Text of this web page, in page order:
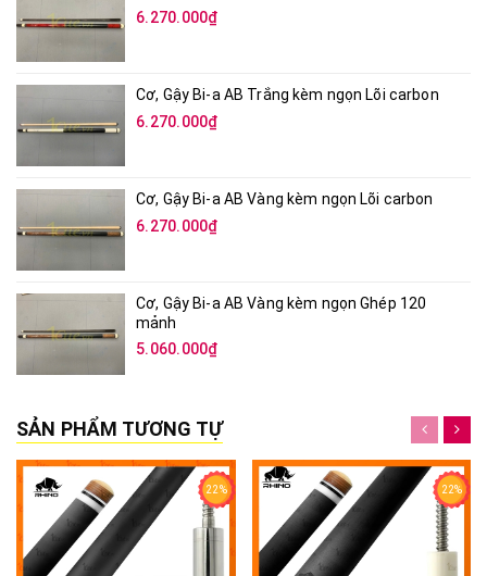
6.270.000₫
Cơ, Gậy Bi-a AB Trắng kèm ngọn Lõi carbon
6.270.000₫
Cơ, Gậy Bi-a AB Vàng kèm ngọn Lõi carbon
6.270.000₫
Cơ, Gậy Bi-a AB Vàng kèm ngọn Ghép 120
mảnh
5.060.000₫
SẢN PHẨM TƯƠNG TỰ
22% 22%